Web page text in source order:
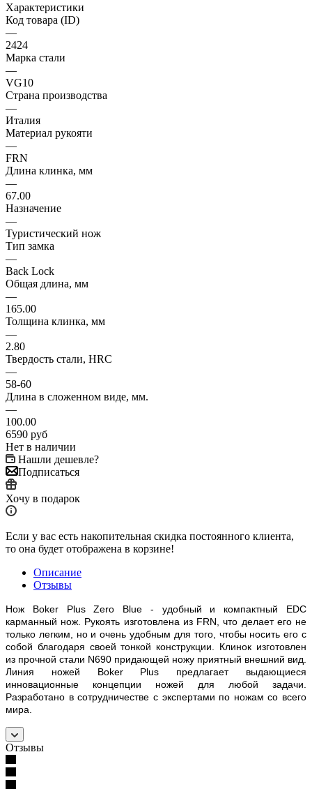
Характеристики
Код товара (ID)
—
2424
Марка стали
—
VG10
Страна производства
—
Италия
Материал рукояти
—
FRN
Длина клинка, мм
—
67.00
Назначение
—
Туристический нож
Тип замка
—
Back Lock
Общая длина, мм
—
165.00
Толщина клинка, мм
—
2.80
Твердость стали, HRC
—
58-60
Длина в сложенном виде, мм.
—
100.00
6590 руб
Нет в наличии
Нашли дешевле?
Подписаться
Хочу в подарок
Если у вас есть накопительная скидка постоянного клиента,
то она будет отображена в корзине!
Описание
Отзывы
Нож Boker Plus Zero Blue - удобный и компактный EDC
карманный нож. Рукоять изготовлена из FRN, что делает его не
только легким, но и очень удобным для того, чтобы носить его с
собой благодаря своей тонкой конструкции. Клинок изготовлен
из прочной стали N690 придающей ножу приятный внешний вид.
Линия ножей Boker Plus предлагает выдающиеся
инновационные концепции ножей для любой задачи.
Разработано в сотрудничестве с экспертами по ножам со всего
мира.
Отзывы